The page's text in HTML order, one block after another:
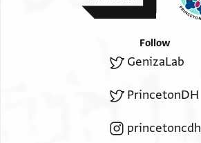
Follow
GenizaLab
PrincetonDH
princetoncdh